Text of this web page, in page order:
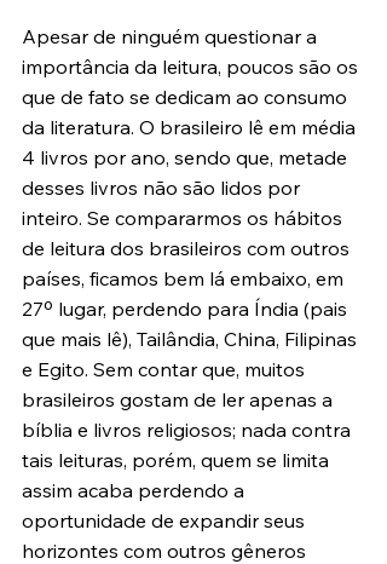
Apesar de ninguém questionar a
importância da leitura, poucos são os
que de fato se dedicam ao consumo
da literatura. O brasileiro lê em média
4 livros por ano, sendo que, metade
desses livros não são lidos por
inteiro. Se compararmos os hábitos
de leitura dos brasileiros com outros
países, ficamos bem lá embaixo, em
27º lugar, perdendo para Índia (pais
que mais lê), Tailândia, China, Filipinas
e Egito. Sem contar que, muitos
brasileiros gostam de ler apenas a
bíblia e livros religiosos; nada contra
tais leituras, porém, quem se limita
assim acaba perdendo a
oportunidade de expandir seus
horizontes com outros gêneros